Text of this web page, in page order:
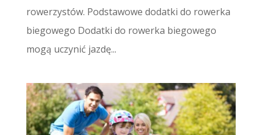
rowerzystów. Podstawowe dodatki do rowerka
biegowego Dodatki do rowerka biegowego
mogą uczynić jazdę...